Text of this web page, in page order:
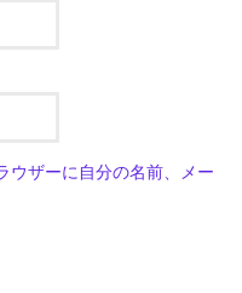
ウザーに自分の名前、メー